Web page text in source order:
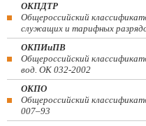
ОКПДТР
Общероссийский
служащих и тарифных
ОКПИиПВ
Общероссийский
вод. ОК 032-2002
ОКПО
Общероссийский
007–93